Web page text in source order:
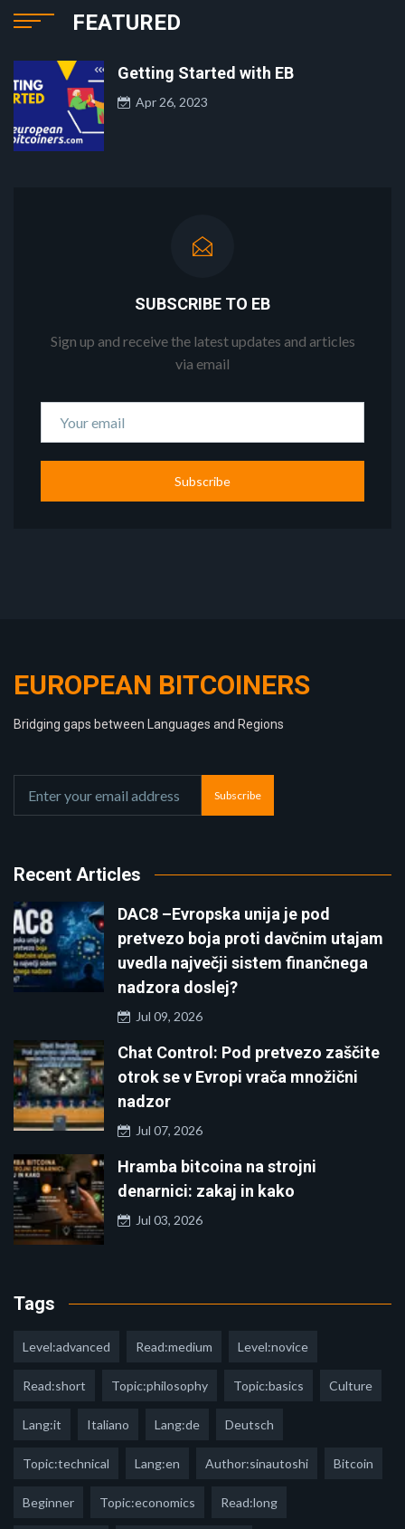
FEATURED
Getting Started with EB
Apr 26, 2023
SUBSCRIBE TO EB
Sign up and receive the latest updates and articles
via email
Subscribe
EUROPEAN BITCOINERS
Bridging gaps between Languages and Regions
Subscribe
Recent Articles
DAC8 –Evropska unija je pod
pretvezo boja proti davčnim utajam
uvedla največji sistem finančnega
nadzora doslej?
Jul 09, 2026
Chat Control: Pod pretvezo zaščite
otrok se v Evropi vrača množični
nadzor
Jul 07, 2026
Hramba bitcoina na strojni
denarnici: zakaj in kako
Jul 03, 2026
Tags
Level:advanced Read:medium Level:novice
Read:short Topic:philosophy Topic:basics Culture
Lang:it Italiano Lang:de Deutsch
Topic:technical Lang:en Author:sinautoshi Bitcoin
Beginner Topic:economics Read:long